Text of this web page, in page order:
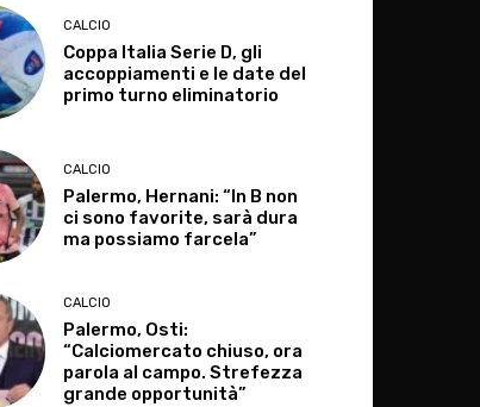
CALCIO
Coppa Italia Serie D, gli
accoppiamenti e le date del
primo turno eliminatorio
CALCIO
Palermo, Hernani: “In B non
ci sono favorite, sarà dura
ma possiamo farcela”
CALCIO
Palermo, Osti:
“Calciomercato chiuso, ora
parola al campo. Strefezza
grande opportunità”